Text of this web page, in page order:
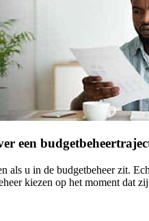
een
als u in de budgetbeheer zit.
kiezen op het moment dat